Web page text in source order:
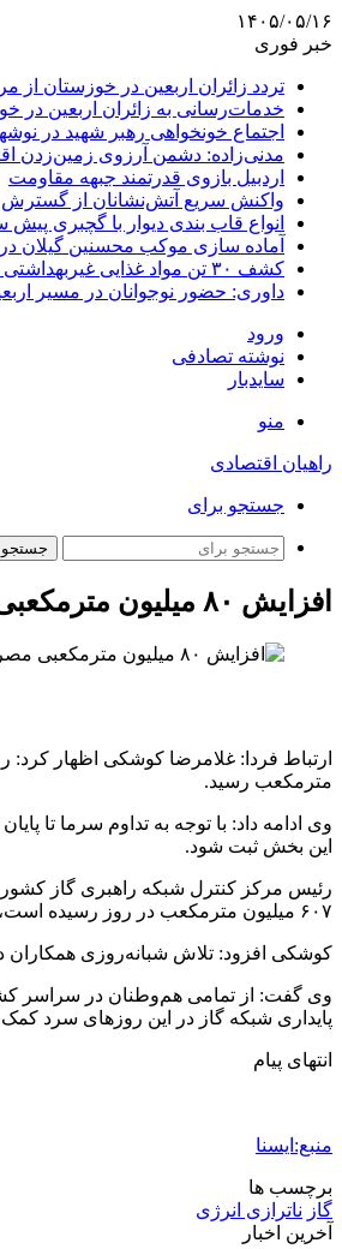
۱۴۰۵/۰۵/۱۶
خبر فوری
تردد زائران اربعین در خوزستان از مرز ۲ میلیون
خدمات‌رسانی به زائران اربعین در
اجتماع خونخواهی رهبر شهید در
مدنی‌زاده: دشمن آرزوی زمین‌زدن
اردبیل بازوی قدرتمند جبهه مقاومت
واکنش سریع آتش‌نشانان از گسترش
انواع قاب بندی دیوار با گچبری
آماده سازی موکب محسنین گیلان
کشف ۳۰ تن مواد غذایی غیربهداشتی در شاهرود؛ انبار پلمب شد
داوری: حضور نوجوانان در مسیر
ورود
نوشته تصادفی
سایدبار
منو
راهیان اقتصادی
جستجو برای
جستجو
افزایش ۸۰ میلیون مترمکعبی مصرف گاز در بخش خانگی
مترمکعب رسید.
این بخش ثبت شود.
۶۰۷ میلیون مترمکعب در روز رسیده است، بار دیگر بر مدیریت مصرف این انرژی پاک از سوی تمامی نهادها و مردم تأکید کرد.
کوشکی افزود: تلاش شبانه‌روزی همکاران در
وی گفت: از تمامی هم‌وطنان در سراسر
پایداری شبکه گاز در این روزهای سرد
انتهای پیام
منبع:ایسنا
برچسب ها
گاز ناترازی انرژی
آخرین اخبار